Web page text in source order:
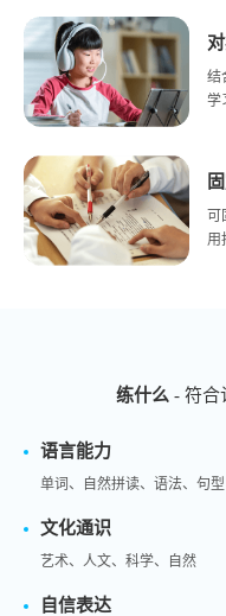
结
学
可
用
练什么 - 符合
语言能力
单词、自然拼读、语法、句型
文化通识
艺术、人文、科学、自然
自信表达